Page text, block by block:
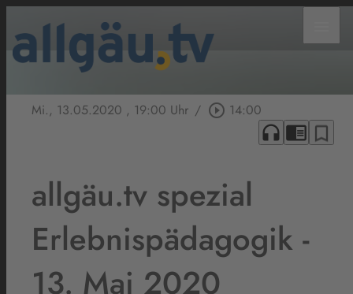
Mi., 13.05.2020 , 19:00 Uhr / play_circle_outline 14:00
headphones chrome_reader_mode bookmark_border
allgäu.tv spezial
Erlebnispädagogik -
13. Mai 2020